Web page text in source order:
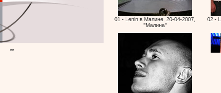
**
01 - Lenin в Малине, 20-04-2007,
"Малина"
02 -